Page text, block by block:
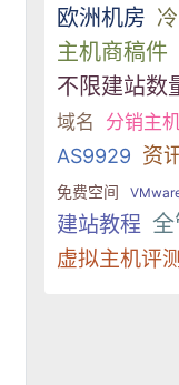
欧洲机房
主机商稿件
不限建站数
域名 分销主
AS9929 资
免费空间
建站教程 全
虚拟主机评测